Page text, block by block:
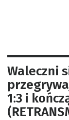
Waleczni
1:3 i